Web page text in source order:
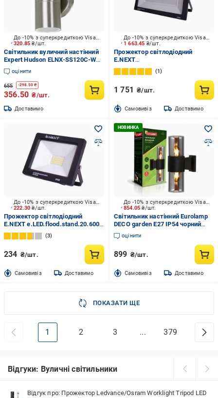
320.85₴/шт.
До -10% з суперкредиткою Visa Вигода
Світильник вуличний настінний
Expert Hudson ELNX-SS120C-W
GU10 35 Вт IP44 хром
оцінити
655 -298.50 ₴
356.50 ₴/шт.
Доставимо
1 663.45 ₴/шт.
До -10% з суперкредиткою Visa Вигода
Прожектор світлодіодний
E.NEXT
e.LED.flood.stand.200.6000 200
Вт IP65 чорний l0790007
1
1 751 ₴/шт.
Cамовивіз Доставимо
222.30₴/шт.
До -10% з суперкредиткою Visa Вигода
Прожектор світлодіодний
E.NEXT e.LED.flood.stand.20.6000
20 Вт IP65 чорний l0790002
3
234 ₴/шт.
Cамовивіз Доставимо
854.05₴/шт.
До -10% з суперкредиткою Visa Вигода
Світильник настінний Eurolamp
DECO garden E27 IP54 чорний
BRA-2xE27(DECO)R
оцінити
899 ₴/шт.
Cамовивіз Доставимо
ПОКАЗАТИ ЩЕ
1 2 3 ... 379
Відгуки: Вуличні світильники
Відгук про: Прожектор Ledvance/Osram Worklight Tripod LED